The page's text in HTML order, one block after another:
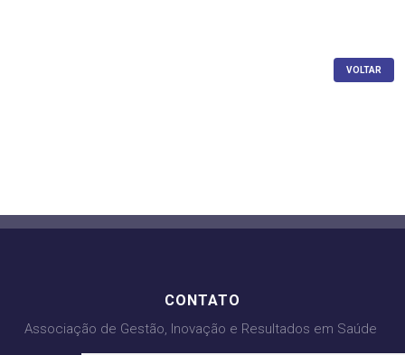
VOLTAR
CONTATO
Associação de Gestão, Inovação e Resultados em Saúde